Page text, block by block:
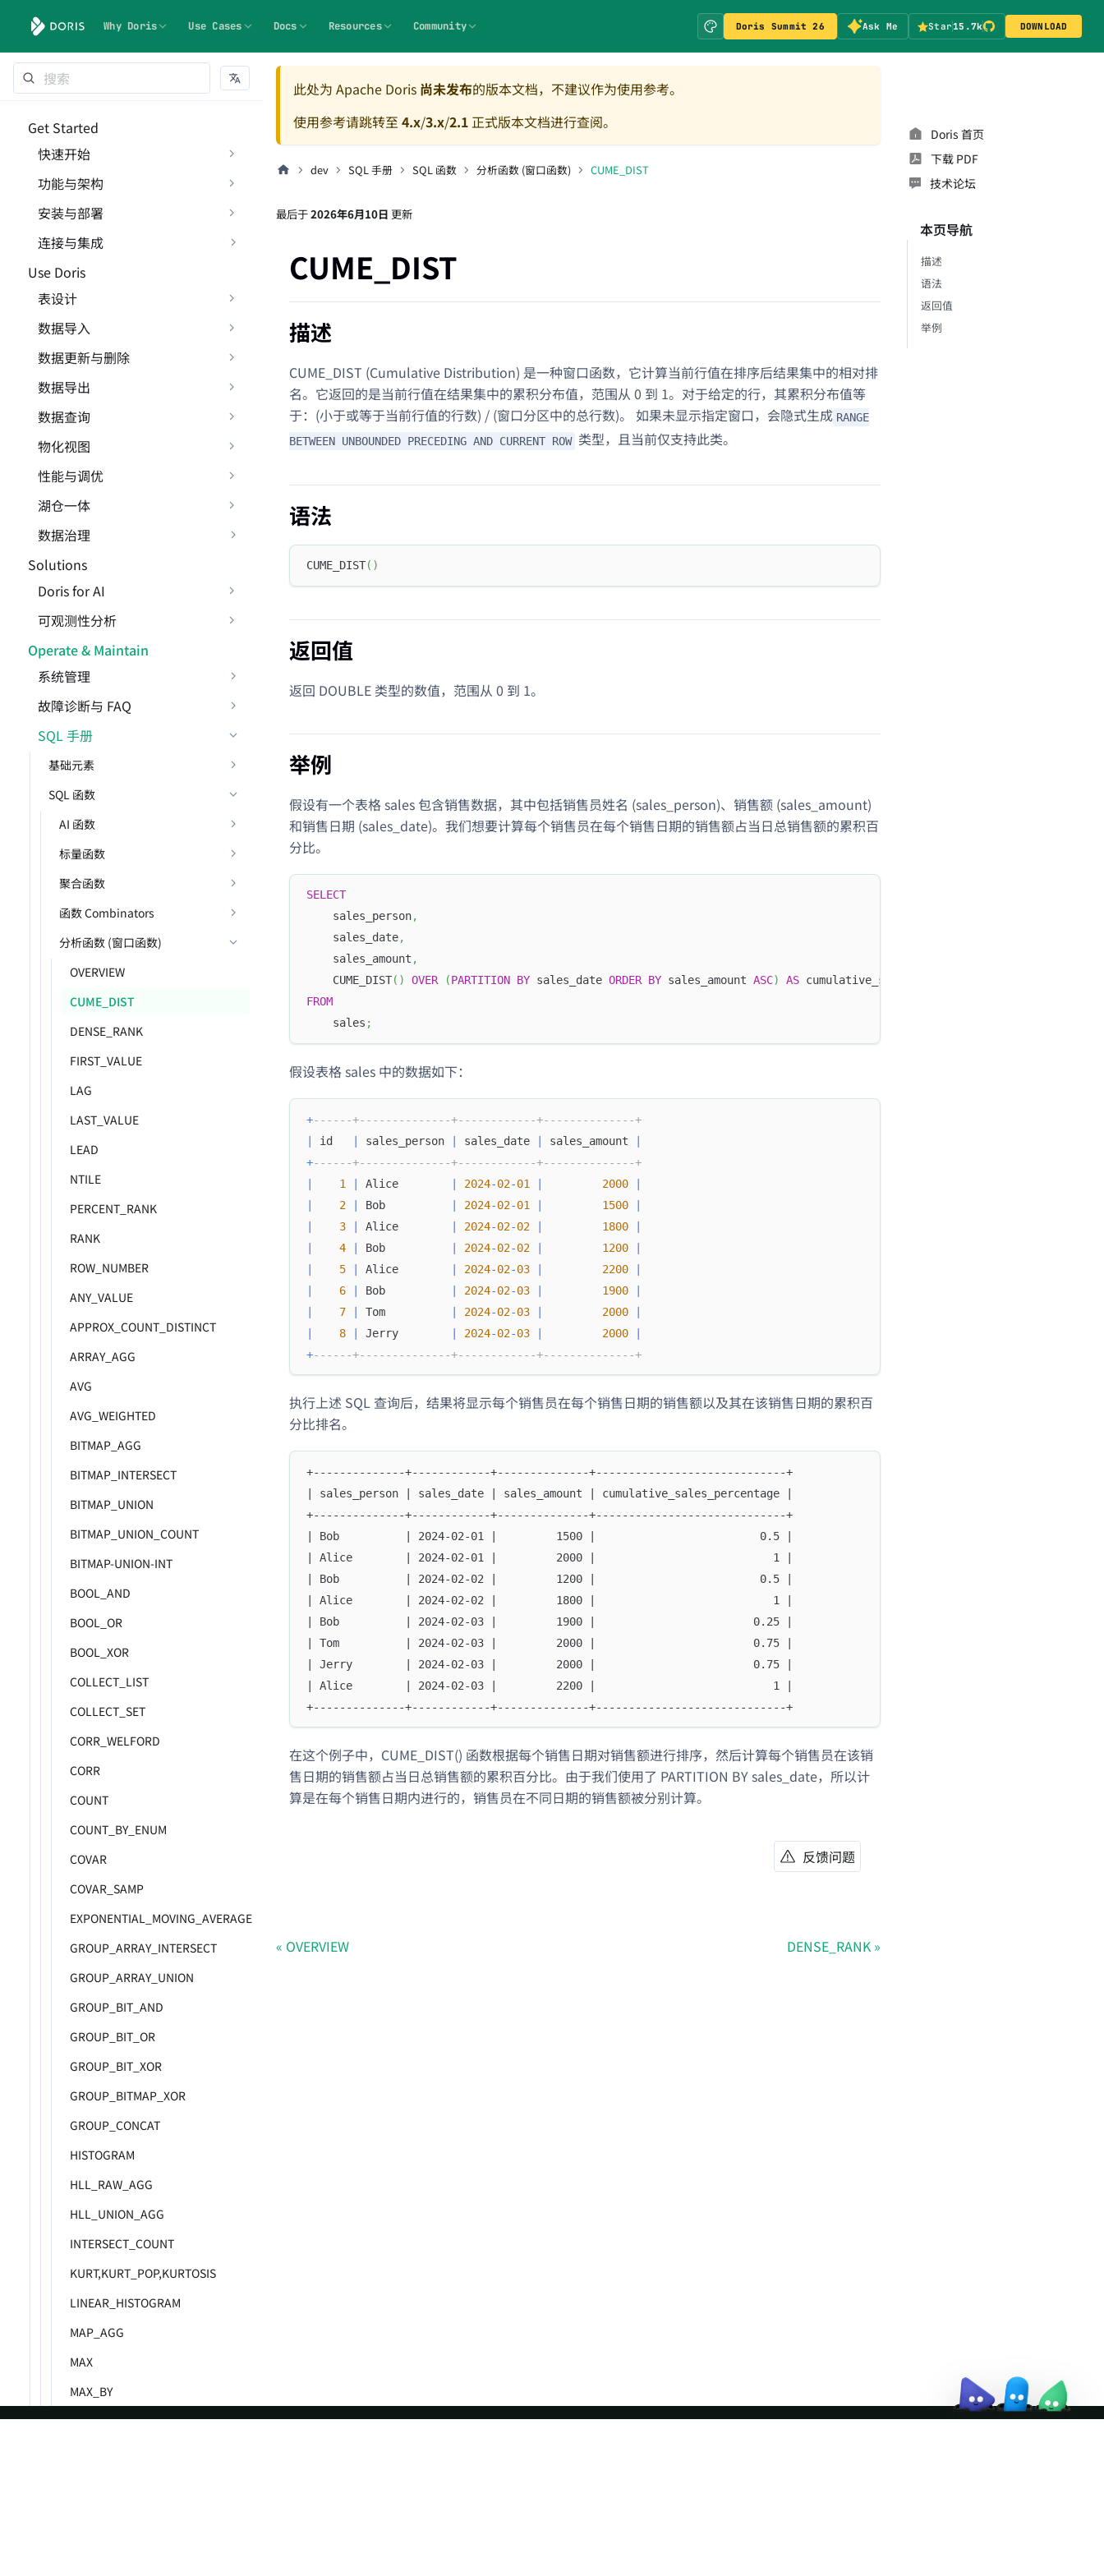
Why Doris Use Cases Docs Resources Community Doris Summit 26 Ask Me Star15.7k DOWNLOAD
Get Started
快速开始
功能与架构
安装与部署
连接与集成
Use Doris
表设计
数据导入
数据更新与删除
数据导出
数据查询
物化视图
性能与调优
湖仓一体
数据治理
Solutions
Doris for AI
可观测性分析
Operate & Maintain
系统管理
故障诊断与 FAQ
SQL 手册
基础元素
SQL 函数
AI 函数
标量函数
聚合函数
函数 Combinators
分析函数 (窗口函数)
OVERVIEW
CUME_DIST
DENSE_RANK
FIRST_VALUE
LAG
LAST_VALUE
LEAD
NTILE
PERCENT_RANK
RANK
ROW_NUMBER
ANY_VALUE
APPROX_COUNT_DISTINCT
ARRAY_AGG
AVG
AVG_WEIGHTED
BITMAP_AGG
BITMAP_INTERSECT
BITMAP_UNION
BITMAP_UNION_COUNT
BITMAP-UNION-INT
BOOL_AND
BOOL_OR
BOOL_XOR
COLLECT_LIST
COLLECT_SET
CORR_WELFORD
CORR
COUNT
COUNT_BY_ENUM
COVAR
COVAR_SAMP
EXPONENTIAL_MOVING_AVERAGE
GROUP_ARRAY_INTERSECT
GROUP_ARRAY_UNION
GROUP_BIT_AND
GROUP_BIT_OR
GROUP_BIT_XOR
GROUP_BITMAP_XOR
GROUP_CONCAT
HISTOGRAM
HLL_RAW_AGG
HLL_UNION_AGG
INTERSECT_COUNT
KURT,KURT_POP,KURTOSIS
LINEAR_HISTOGRAM
MAP_AGG
MAX
MAX_BY
MEDIAN
此处为 Apache Doris 尚未发布的版本文档，不建议作为使用参考。
使用参考请跳转至 4.x/3.x/2.1正式版本文档进行查阅。
dev SQL 手册 SQL 函数 分析函数 (窗口函数) CUME_DIST
最后于2026年6月10日 更新
CUME_DIST
描述
CUME_DIST (Cumulative Distribution) 是一种窗口函数，它计算当前行值在排序后结果集中的相对排
名。它返回的是当前行值在结果集中的累积分布值，范围从 0 到 1。对于给定的行，其累积分布值等
于：(小于或等于当前行值的行数) / (窗口分区中的总行数)。 如果未显示指定窗口，会隐式生成 RANGE
BETWEEN UNBOUNDED PRECEDING AND CURRENT ROW 类型，且当前仅支持此类。
语法
CUME_DIST( )
返回值
返回 DOUBLE 类型的数值，范围从 0 到 1。
举例
假设有一个表格 sales 包含销售数据，其中包括销售员姓名 (sales_person)、销售额 (sales_amount)
和销售日期 (sales_date)。我们想要计算每个销售员在每个销售日期的销售额占当日总销售额的累积百
分比。
SELECT
    sales_person
,
    sales_date
,
    sales_amount
,
    CUME_DIST
( ) OVER (PARTITION BY sales_date ORDER BY sales_amount ASC) AS cumulative_sales_percentage
FROM
    sales
;
假设表格 sales 中的数据如下：
+------+--------------+------------+--------------+
|
id | sales_person | sales_date | sales_amount
|
+------+--------------+------------+--------------+
|
1 | Alice | 2024-02-01 | 2000
|
|
2 | Bob | 2024-02-01 | 1500
|
|
3 | Alice | 2024-02-02 | 1800
|
|
4 | Bob | 2024-02-02 | 1200
|
|
5 | Alice | 2024-02-03 | 2200
|
|
6 | Bob | 2024-02-03 | 1900
|
|
7 | Tom | 2024-02-03 | 2000
|
|
8 | Jerry | 2024-02-03 | 2000
|
+------+--------------+------------+--------------+
执行上述 SQL 查询后，结果将显示每个销售员在每个销售日期的销售额以及其在该销售日期的累积百
分比排名。
+--------------+------------+--------------+-----------------------------+
| sales_person | sales_date | sales_amount | cumulative_sales_percentage |
+--------------+------------+--------------+-----------------------------+
| Bob          | 2024-02-01 |         1500 |                         0.5 |
| Alice        | 2024-02-01 |         2000 |                           1 |
| Bob          | 2024-02-02 |         1200 |                         0.5 |
| Alice        | 2024-02-02 |         1800 |                           1 |
| Bob          | 2024-02-03 |         1900 |                        0.25 |
| Tom          | 2024-02-03 |         2000 |                        0.75 |
| Jerry        | 2024-02-03 |         2000 |                        0.75 |
| Alice        | 2024-02-03 |         2200 |                           1 |
+--------------+------------+--------------+-----------------------------+
在这个例子中，CUME_DIST() 函数根据每个销售日期对销售额进行排序，然后计算每个销售员在该销
售日期的销售额占当日总销售额的累积百分比。由于我们使用了 PARTITION BY sales_date，所以计
算是在每个销售日期内进行的，销售员在不同日期的销售额被分别计算。
反馈问题
OVERVIEW DENSE_RANK
Doris 首页
下载 PDF
技术论坛
本页导航
描述
语法
返回值
举例